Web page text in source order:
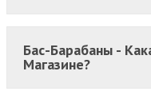
Бас-Барабаны -
Магазине?